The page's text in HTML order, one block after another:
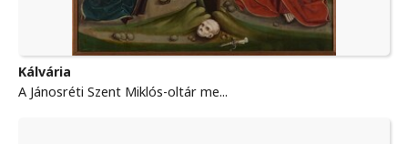
Kálvária
A Jánosréti Szent Miklós-oltár me...